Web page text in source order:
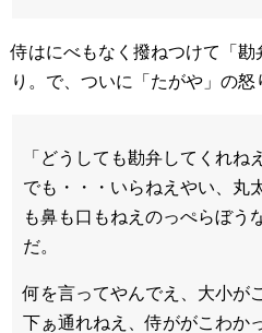
侍はにべもなく撥ねつけて「
り。で、ついに「たがや」の怒
「どうしても勘弁してくれね
でも・・・いらねえやい、丸
も鼻も口もねえのっぺらぼう
だ。
何を言ってやんでえ、大小が
下ぁ通れねえ、侍ががこわか